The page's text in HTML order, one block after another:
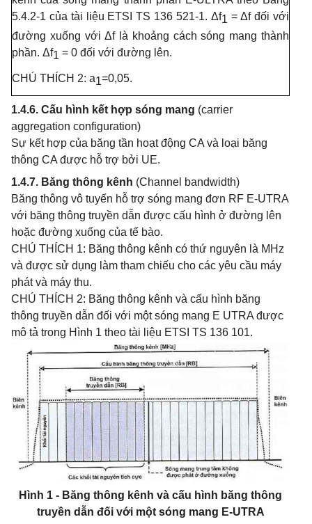
5.4.2-1 của tài liệu ETSI TS 136 521-1. Δf1 = Δf đối với
đường xuống với Δf là khoảng cách sóng mang thành
phần. Δf1 = 0 đối với đường lên.
CHÚ THÍCH 2: a1=0,05.
1.4.6. Cấu hình kết hợp sóng mang (carrier
aggregation configuration)
Sự kết hợp của băng tần hoạt động CA và loại băng
thông CA được hỗ trợ bởi UE.
1.4.7. Băng thông kênh (Channel bandwidth)
Băng thông vô tuyến hỗ trợ sóng mang đơn RF E-UTRA
với băng thông truyền dẫn được cấu hình ở đường lên
hoặc đường xuống của tế bào.
CHÚ THÍCH 1: Băng thông kênh có thứ nguyên là MHz
và được sử dụng làm tham chiếu cho các yêu cầu máy
phát và máy thu.
CHÚ THÍCH 2: Băng thông kênh và cấu hình băng
thông truyền dẫn đối với một sóng mang E UTRA được
mô tả trong Hình 1 theo tài liệu ETSI TS 136 101.
Hình 1 - Băng thông kênh và cấu hình băng thông
truyền dẫn đối với một sóng mang E-UTRA